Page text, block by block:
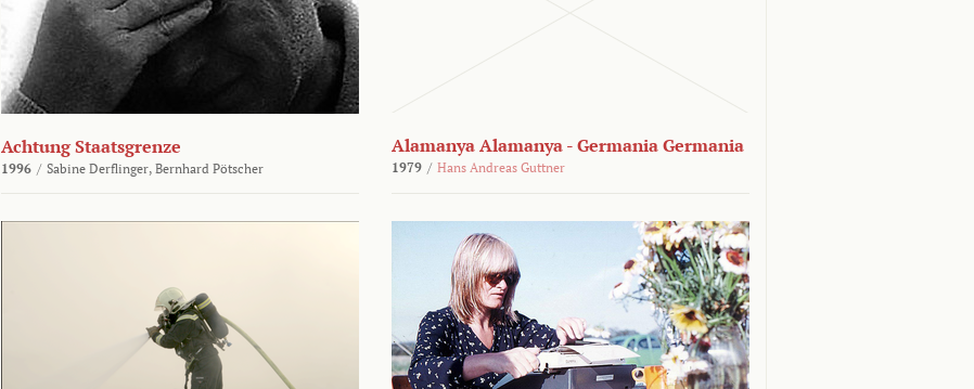
Achtung Staatsgrenze
1996 / Sabine Derflinger, Bernhard Pötscher
Alamanya Alamanya - Germania Germania
1979 / Hans Andreas Guttner